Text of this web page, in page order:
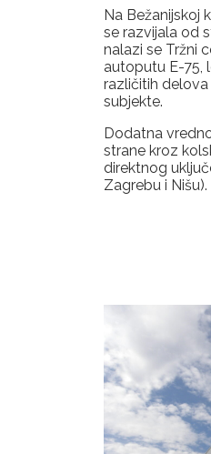
Na Bežanijskoj
se razvijala od
nalazi se Tržni
autoputu E-75,
različitih
subjekte.
Dodatna
strane kroz
direktnog
Zagrebu i Nišu).